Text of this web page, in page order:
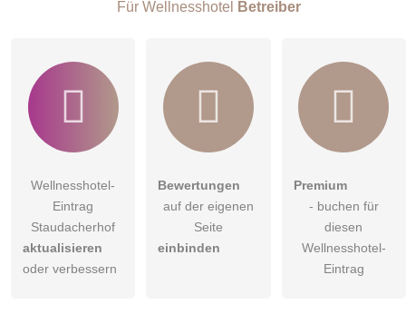
Für Wellnesshotel Betreiber
Wellnesshotel-
Eintrag
Staudacherhof
aktualisieren
oder verbessern
Bewertungen
auf der eigenen
Seite
einbinden
Premium
- buchen für
diesen
Wellnesshotel-
Eintrag